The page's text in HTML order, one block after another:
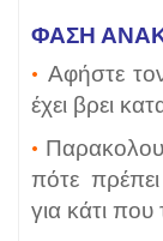
ΦΑΣΗ
• Αφήστε
έχει βρει
•
πότε
για κάτι που